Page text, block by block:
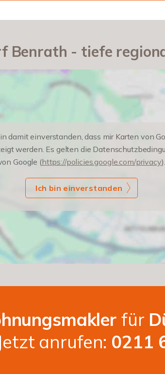
Benrath - tiefe
damit einverstanden, dass mir Karten von
werden. Es gelten die
Google (https://policies.google.com/privacy).
Ich bin einverstanden
für
anrufen: 0211